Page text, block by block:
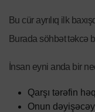
Bu cür ayrılıq ilk
Burada söhbət təkcə
İnsan eyni anda bir
Qarşı tərəfin
Onun